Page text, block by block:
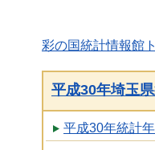
彩の国統計情報館
平成30年埼玉
平成30年統計